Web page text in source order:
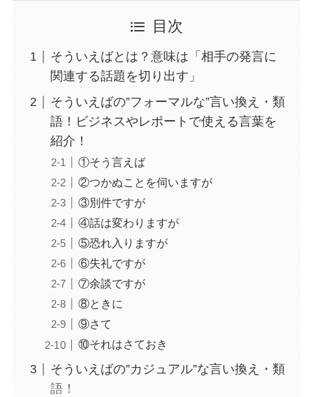
目次
そういえばとは？意味は「相手の発言に
関連する話題を切り出す」
そういえばの”フォーマルな”言い換え・類
語！ビジネスやレポートで使える言葉を
紹介！
①そう言えば
②つかぬことを伺いますが
③別件ですが
④話は変わりますが
⑤恐れ入りますが
⑥失礼ですが
⑦余談ですが
⑧ときに
⑨さて
⑩それはさておき
そういえばの”カジュアル”な言い換え・類
語！